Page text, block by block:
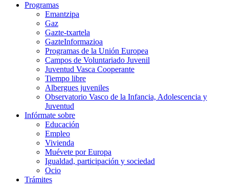
Programas
Emantzipa
Gaz
Gazte-txartela
GazteInformazioa
Programas de la Unión Europea
Campos de Voluntariado Juvenil
Juventud Vasca Cooperante
Tiempo libre
Albergues juveniles
Observatorio Vasco de la Infancia, Adolescencia y
Juventud
Infórmate sobre
Educación
Empleo
Vivienda
Muévete por Europa
Igualdad, participación y sociedad
Ocio
Trámites